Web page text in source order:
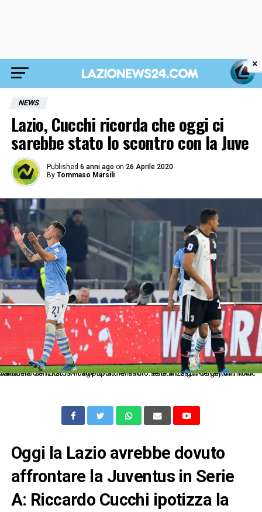
NEWS
Lazio, Cucchi ricorda che oggi ci
sarebbe stato lo scontro con la Juve
Published 6 anni ago on 26 Aprile 2020
By Tommaso Marsili
As Roma 07/12/2019 - campionato di calcio serie A / Lazio-Juventus / foto Antonello Sammarco/Image Sport nella foto: esultanza gol Sergej Milinkovic Savic
Oggi la Lazio avrebbe dovuto
affrontare la Juventus in Serie
A: Riccardo Cucchi ipotizza la
×